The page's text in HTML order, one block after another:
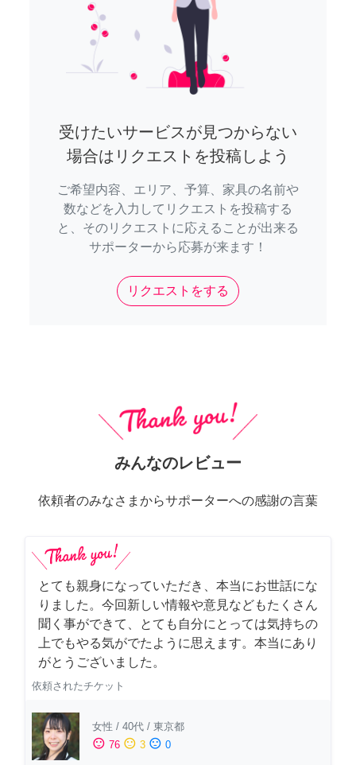
受けたいサービスが見つからない
場合はリクエストを投稿しよう
ご希望内容、エリア、予算、家具の名前や
数などを入力してリクエストを投稿する
と、そのリクエストに応えることが出来る
サポーターから応募が来ます！
リクエストをする
みんなのレビュー
依頼者のみなさまからサポーターへの感謝の言葉
とても親身になっていただき、本当にお世話にな
りました。今回新しい情報や意見などもたくさん
聞く事ができて、とても自分にとっては気持ちの
上でもやる気がでたように思えます。本当にあり
がとうございました。
依頼されたチケット
女性 / 40代 / 東京都
sentiment_satisfied 76 sentiment_neutral 3 sentiment_dissatisfied 0